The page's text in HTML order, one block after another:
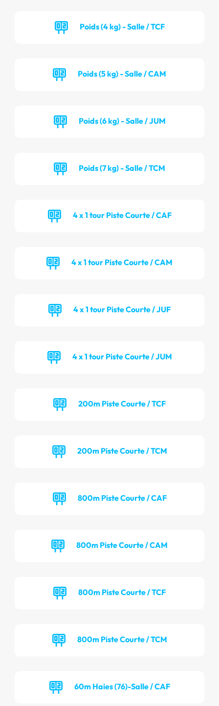
Poids (4 kg) - Salle / TCF
Poids (5 kg) - Salle / CAM
Poids (6 kg) - Salle / JUM
Poids (7 kg) - Salle / TCM
4 x 1 tour Piste Courte / CAF
4 x 1 tour Piste Courte / CAM
4 x 1 tour Piste Courte / JUF
4 x 1 tour Piste Courte / JUM
200m Piste Courte / TCF
200m Piste Courte / TCM
800m Piste Courte / CAF
800m Piste Courte / CAM
800m Piste Courte / TCF
800m Piste Courte / TCM
60m Haies (76)-Salle / CAF